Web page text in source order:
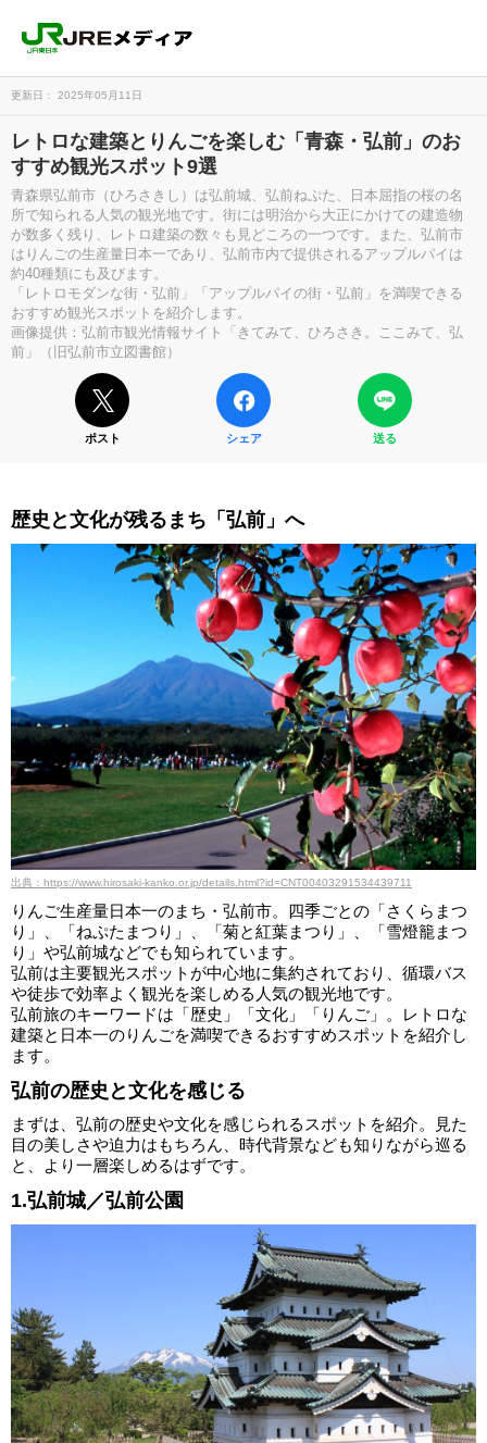
更新日： 2025年05月11日
レトロな建築とりんごを楽しむ「青森・弘前」のお
すすめ観光スポット9選
青森県弘前市（ひろさきし）は弘前城、弘前ねぷた、日本屈指の桜の名
所で知られる人気の観光地です。街には明治から大正にかけての建造物
が数多く残り、レトロ建築の数々も見どころの一つです。また、弘前市
はりんごの生産量日本一であり、弘前市内で提供されるアップルパイは
約40種類にも及びます。
「レトロモダンな街・弘前」「アップルパイの街・弘前」を満喫できる
おすすめ観光スポットを紹介します。
画像提供：弘前市観光情報サイト「きてみて、ひろさき。ここみて、弘
前」（旧弘前市立図書館）
ポスト シェア 送る
歴史と文化が残るまち「弘前」へ
出典：https://www.hirosaki-kanko.or.jp/details.html?id=CNT00403291534439711
りんご生産量日本一のまち・弘前市。四季ごとの「さくらまつ
り」、「ねぷたまつり」、「菊と紅葉まつり」、「雪燈籠まつ
り」や弘前城などでも知られています。
弘前は主要観光スポットが中心地に集約されており、循環バス
や徒歩で効率よく観光を楽しめる人気の観光地です。
弘前旅のキーワードは「歴史」「文化」「りんご」。レトロな
建築と日本一のりんごを満喫できるおすすめスポットを紹介し
ます。
弘前の歴史と文化を感じる
まずは、弘前の歴史や文化を感じられるスポットを紹介。見た
目の美しさや迫力はもちろん、時代背景なども知りながら巡る
と、より一層楽しめるはずです。
1.弘前城／弘前公園